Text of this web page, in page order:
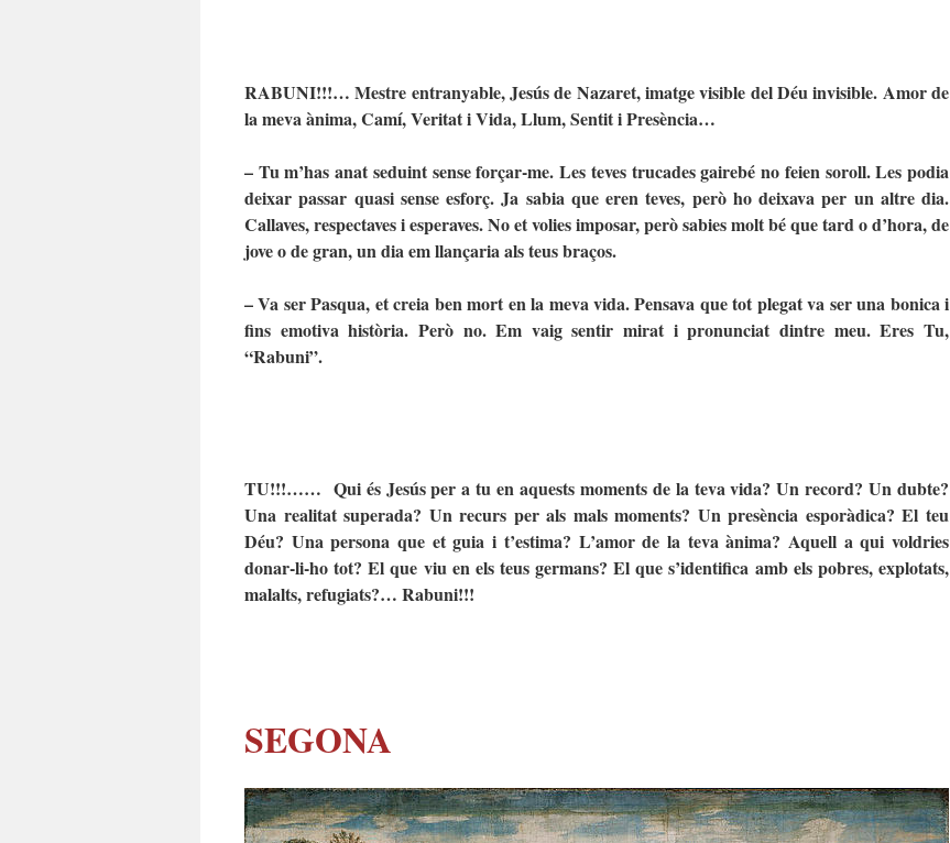
RABUNI!!!… Mestre entranyable, Jesús de Nazaret, imatge visible del Déu invisible. Amor de
la meva ànima, Camí, Veritat i Vida, Llum, Sentit i Presència…
– Tu m’has anat seduint sense forçar-me. Les teves trucades gairebé no feien soroll. Les podia
deixar passar quasi sense esforç. Ja sabia que eren teves, però ho deixava per un altre dia.
Callaves, respectaves i esperaves. No et volies imposar, però sabies molt bé que tard o d’hora, de
jove o de gran, un dia em llançaria als teus braços.
– Va ser Pasqua, et creia ben mort en la meva vida. Pensava que tot plegat va ser una bonica i
fins emotiva història. Però no. Em vaig sentir mirat i pronunciat dintre meu. Eres Tu,
“Rabuni”.
TU!!!…… Qui és Jesús per a tu en aquests moments de la teva vida? Un record? Un dubte?
Una realitat superada? Un recurs per als mals moments? Un presència esporàdica? El teu
Déu? Una persona que et guia i t’estima? L’amor de la teva ànima? Aquell a qui voldries
donar-li-ho tot? El que viu en els teus germans? El que s’identifica amb els pobres, explotats,
malalts, refugiats?… Rabuni!!!
SEGONA